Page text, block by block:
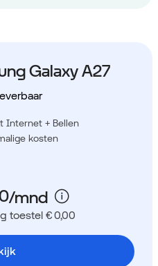
Galaxy A27
Internet + Bellen
kosten
toestel € 0,00